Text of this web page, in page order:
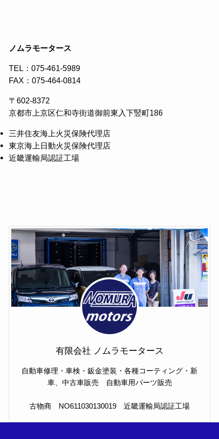
ノムラモータース
TEL： 075-461-5989
FAX：075-464-0814
〒602-8372
京都市上京区仁和寺街道御前東入下竪町186
三井住友海上火災保険代理店
東京海上日動火災保険代理店
近畿運輸局認証工場
有限会社 ノムラモータース
自動車修理・車検・鈑金塗装・各種コーティング・新
車、中古車販売 自動車用パーツ販売
古物商 NO611030130019 近畿運輸局認証工場